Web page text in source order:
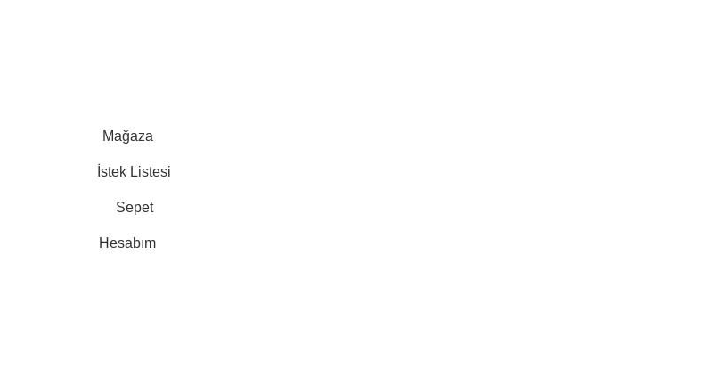
Mağaza
İstek Listesi
Sepet
Hesabım